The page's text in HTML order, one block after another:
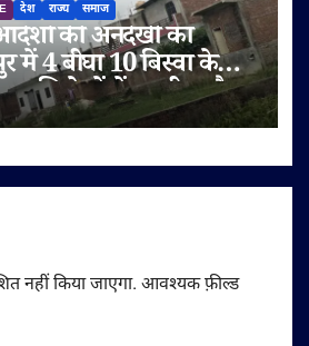
देश राज्य समाज
की अनदेखी का
4 बीघा 10 बिस्वा के
अभिलेखों में बदली, अवैध
नहीं किया जाएगा. आवश्यक फ़ील्ड